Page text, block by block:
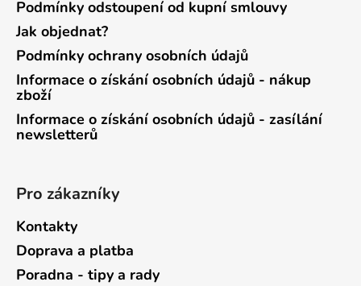
Podmínky odstoupení od kupní smlouvy
Jak objednat?
Podmínky ochrany osobních údajů
Informace o získání osobních údajů - nákup
zboží
Informace o získání osobních údajů - zasílání
newsletterů
Pro zákazníky
Kontakty
Doprava a platba
Poradna - tipy a rady